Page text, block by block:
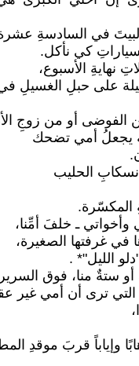
في السادسةِ
كي نأكل.
نهايةِ الأسبوع،
على حبلِ الغسيلِ
الفوضى أو من زوجِ
يجعلُ أمي تضحك
الحليب
المكسّرة.
ـ خلفَ أمِّنا،
غرفتها الصغيرة،
الليل"* .
ستةٌ منا، فوق
ترى أن أمي غير
وإياباً قربَ موقدِ